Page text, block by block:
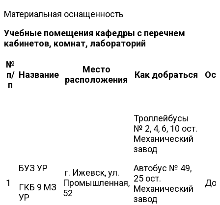
Материальная оснащенность
Учебные помещения кафедры с перечнем
кабинетов, комнат, лабораторий
№
п/
п
Название
Место
расположения
Как добраться
1
БУЗ УР
ГКБ 9 МЗ
УР
г. Ижевск, ул.
Промышленная,
52
Троллейбусы
№ 2, 4, 6, 10 ост.
Механический
завод
Автобус № 49,
25 ост.
Механический
завод